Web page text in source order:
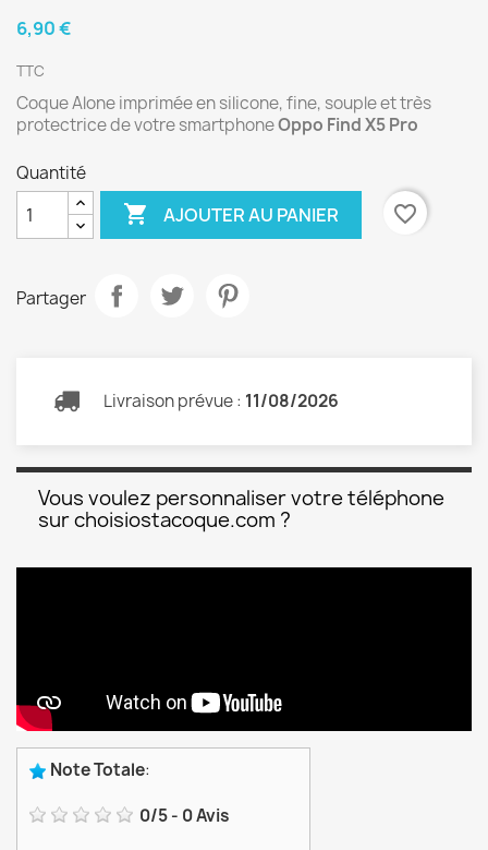
6,90 €
TTC
Coque Alone imprimée en silicone, fine, souple et très
protectrice de votre smartphoneOppo Find X5 Pro
Quantité
 AJOUTER AU PANIER favorite_border
Partager
Livraison prévue : 11/08/2026
Vous voulez personnaliser votre téléphone
sur choisiostacoque.com ?
Note Totale:
0/5- 0Avis